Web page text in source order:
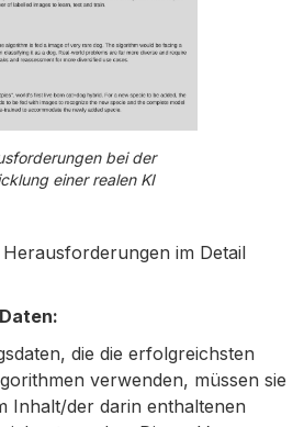
bei der
einer realen KI
Herausforderungen im Detail
die die erfolgreichsten
verwenden, müssen sie
Inhalt/der darin enthaltenen